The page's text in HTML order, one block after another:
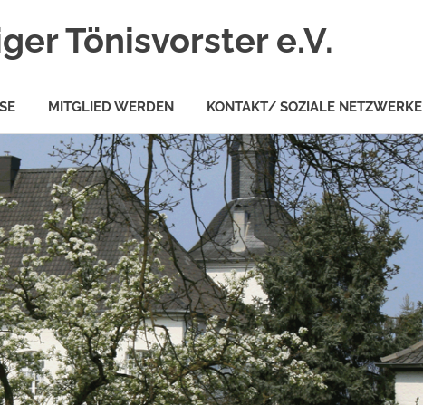
Tönisvorster e.V.
MITGLIED WERDEN KONTAKT/ SOZIALE NETZWERKE